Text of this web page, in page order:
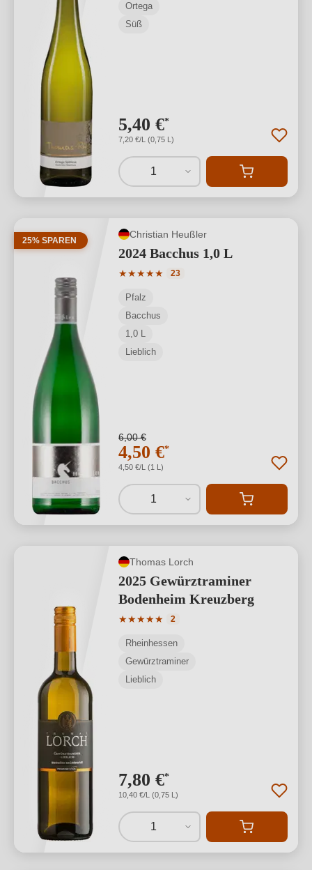
Ortega
Süß
5,40 €*
7,20 €/L (0,75 L)
1
25% SPAREN
Christian Heußler
2024 Bacchus 1,0 L
★★★★★
Durchschnittliche Bewertung von 5
23
Pfalz
Bacchus
1,0 L
Lieblich
6,00 €
4,50 €*
4,50 €/L (1 L)
1
Thomas Lorch
2025 Gewürztraminer
Bodenheim Kreuzberg
★★★★★
Durchschnittliche Bewertung von 5
2
Rheinhessen
Gewürztraminer
Lieblich
7,80 €*
10,40 €/L (0,75 L)
1